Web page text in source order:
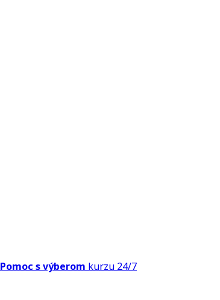
Pomoc s výberom kurzu 24/7